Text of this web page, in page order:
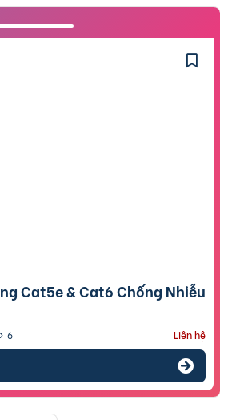
6 Liên hệ